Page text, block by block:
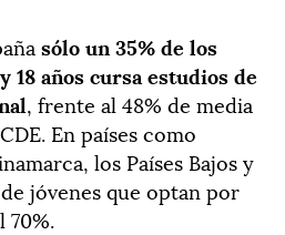
sólo un 35% de los
18 años cursa estudios de
, frente al 48% de media
En países como
los Países Bajos y
jóvenes que optan por
70%.